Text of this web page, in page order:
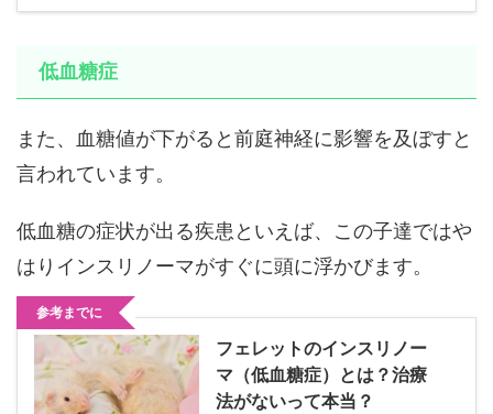
低血糖症
また、血糖値が下がると前庭神経に影響を及ぼすと
言われています。
低血糖の症状が出る疾患といえば、この子達ではや
はりインスリノーマがすぐに頭に浮かびます。
参考までに
フェレットのインスリノー
マ（低血糖症）とは？治療
法がないって本当？